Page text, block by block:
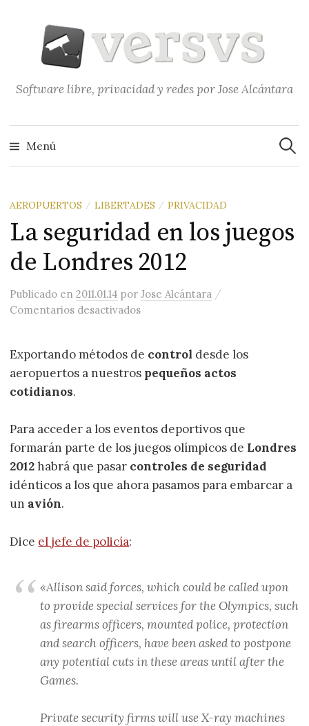
contenido
Software libre, privacidad y redes por Jose Alcántara
Menú
AEROPUERTOS / LIBERTADES / PRIVACIDAD
La seguridad en los juegos
de Londres 2012
Publicado en2011.01.14 porJose Alcántara /
Comentarios desactivadosen La seguridad en los juegos de
Exportando métodos de control desde los
aeropuertos a nuestros pequeños actos
cotidianos.
Para acceder a los eventos deportivos que
formarán parte de los juegos olímpicos de Londres
2012habrá que pasar controles de seguridad
idénticos a los que ahora pasamos para embarcar a
un avión.
Dice el jefe de policía:
«Allison said forces, which could be called upon
to provide special services for the Olympics, such
as firearms officers, mounted police, protection
and search officers, have been asked to postpone
any potential cuts in these areas until after the
Games.
Private security firms will use X-ray machines